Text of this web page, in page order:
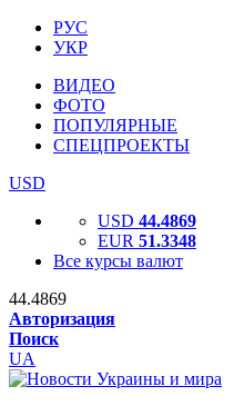
РУС
УКР
ВИДЕО
ФОТО
ПОПУЛЯРНЫЕ
СПЕЦПРОЕКТЫ
USD
USD 44.4869
EUR 51.3348
Все курсы валют
44.4869
Авторизация
Поиск
UA